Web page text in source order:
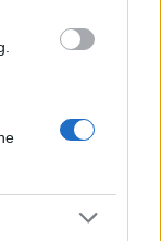
accoglienza